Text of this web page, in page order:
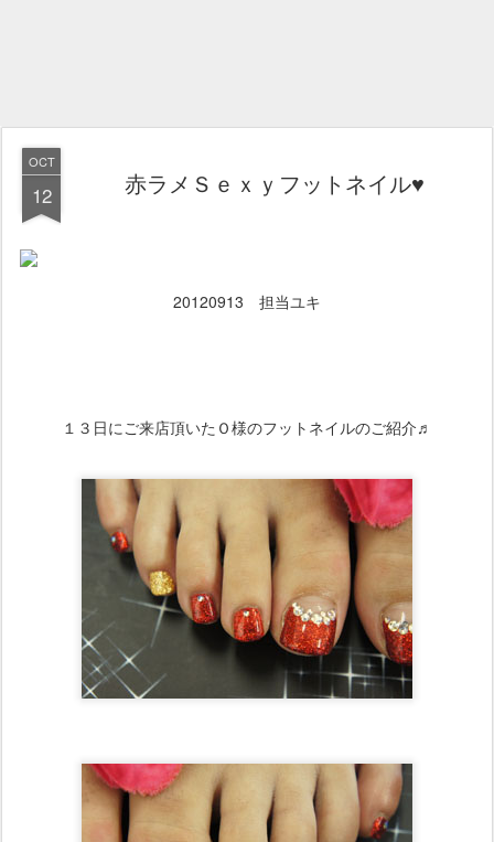
OCT
12 赤ラメＳｅｘｙフットネイル♥
20120913 担当ユキ
１３日にご来店頂いたＯ様のフットネイルのご紹介♬